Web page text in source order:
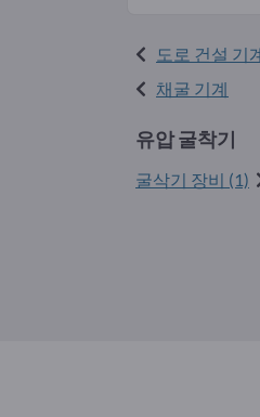
도로 건설 기
채굴 기계
유압 굴착기
굴삭기 장비 (1)